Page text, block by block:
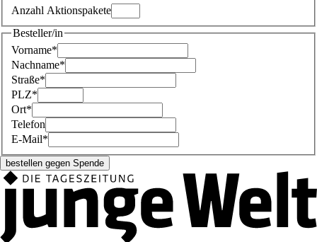
Anzahl Aktionspakete
Besteller/in
Vorname*
Nachname*
Straße*
PLZ*
Ort*
Telefon
E-Mail*